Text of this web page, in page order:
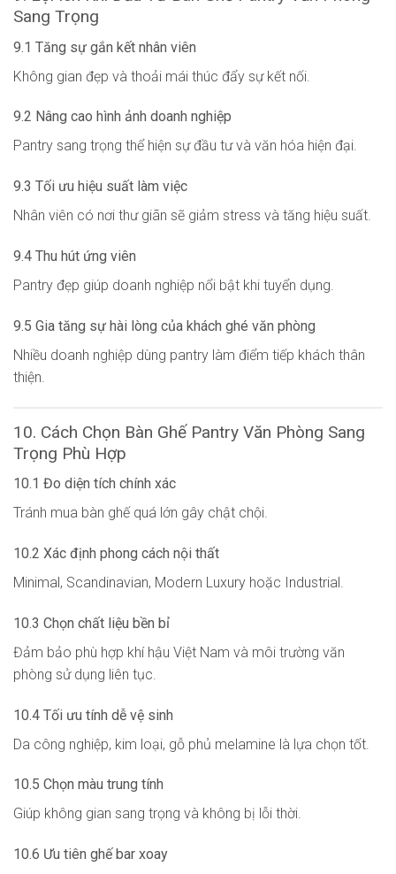
Sang Trọng
9.1 Tăng sự gắn kết nhân viên
Không gian đẹp và thoải mái thúc đẩy sự kết nối.
9.2 Nâng cao hình ảnh doanh nghiệp
Pantry sang trọng thể hiện sự đầu tư và văn hóa hiện đại.
9.3 Tối ưu hiệu suất làm việc
Nhân viên có nơi thư giãn sẽ giảm stress và tăng hiệu suất.
9.4 Thu hút ứng viên
Pantry đẹp giúp doanh nghiệp nổi bật khi tuyển dụng.
9.5 Gia tăng sự hài lòng của khách ghé văn phòng
Nhiều doanh nghiệp dùng pantry làm điểm tiếp khách thân
thiện.
10. Cách Chọn Bàn Ghế Pantry Văn Phòng Sang
Trọng Phù Hợp
10.1 Đo diện tích chính xác
Tránh mua bàn ghế quá lớn gây chật chội.
10.2 Xác định phong cách nội thất
Minimal, Scandinavian, Modern Luxury hoặc Industrial.
10.3 Chọn chất liệu bền bỉ
Đảm bảo phù hợp khí hậu Việt Nam và môi trường văn
phòng sử dụng liên tục.
10.4 Tối ưu tính dễ vệ sinh
Da công nghiệp, kim loại, gỗ phủ melamine là lựa chọn tốt.
10.5 Chọn màu trung tính
Giúp không gian sang trọng và không bị lỗi thời.
10.6 Ưu tiên ghế bar xoay